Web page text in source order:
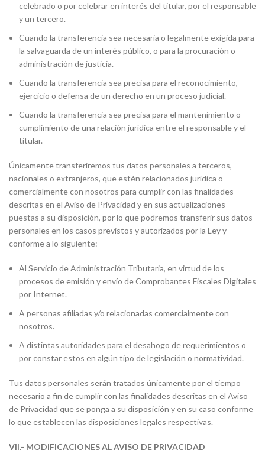
celebrado o por celebrar en interés del titular, por el responsable
y un tercero.
Cuando la transferencia sea necesaria o legalmente exigida para
la salvaguarda de un interés público, o para la procuración o
administración de justicia.
Cuando la transferencia sea precisa para el reconocimiento,
ejercicio o defensa de un derecho en un proceso judicial.
Cuando la transferencia sea precisa para el mantenimiento o
cumplimiento de una relación jurídica entre el responsable y el
titular.
Únicamente transferiremos tus datos personales a terceros,
nacionales o extranjeros, que estén relacionados jurídica o
comercialmente con nosotros para cumplir con las finalidades
descritas en el Aviso de Privacidad y en sus actualizaciones
puestas a su disposición, por lo que podremos transferir sus datos
personales en los casos previstos y autorizados por la Ley y
conforme a lo siguiente:
Al Servicio de Administración Tributaria, en virtud de los
procesos de emisión y envío de Comprobantes Fiscales Digitales
por Internet.
A personas afiliadas y/o relacionadas comercialmente con
nosotros.
A distintas autoridades para el desahogo de requerimientos o
por constar estos en algún tipo de legislación o normatividad.
Tus datos personales serán tratados únicamente por el tiempo
necesario a fin de cumplir con las finalidades descritas en el Aviso
de Privacidad que se ponga a su disposición y en su caso conforme
lo que establecen las disposiciones legales respectivas.
VII.- MODIFICACIONES AL AVISO DE PRIVACIDAD